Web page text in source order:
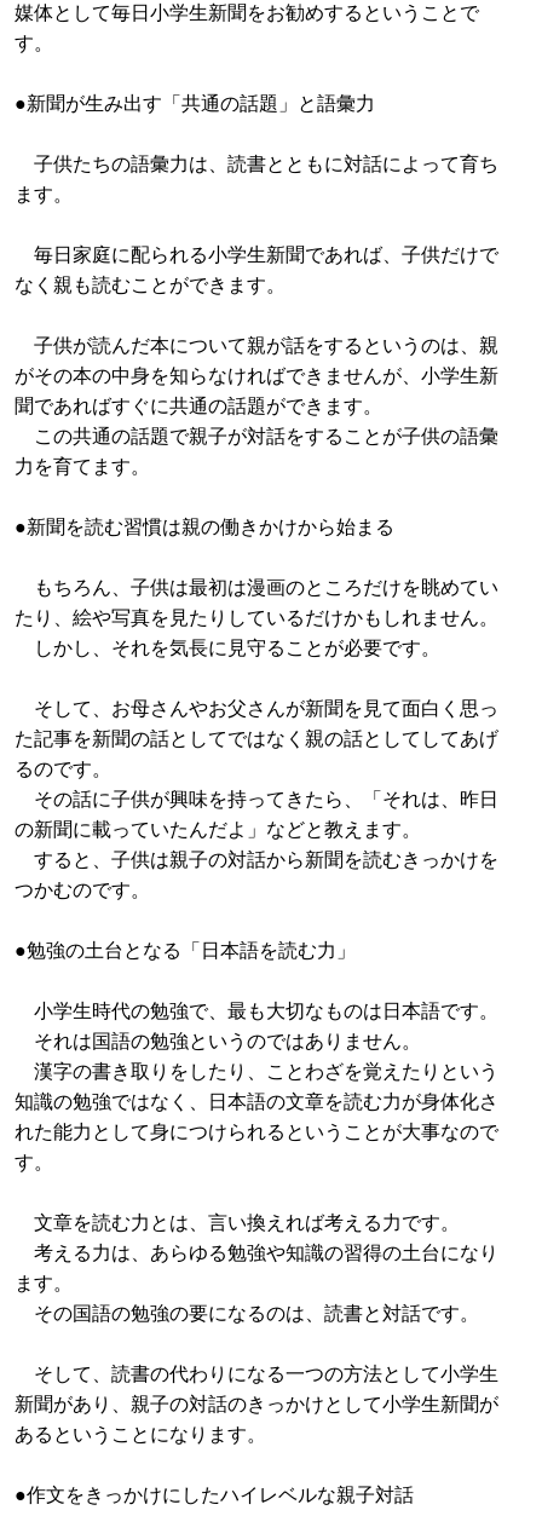
媒体として毎日小学生新聞をお勧めするということで
す。
●新聞が生み出す「共通の話題」と語彙力
子供たちの語彙力は、読書とともに対話によって育ち
ます。
毎日家庭に配られる小学生新聞であれば、子供だけで
なく親も読むことができます。
子供が読んだ本について親が話をするというのは、親
がその本の中身を知らなければできませんが、小学生新
聞であればすぐに共通の話題ができます。
この共通の話題で親子が対話をすることが子供の語彙
力を育てます。
●新聞を読む習慣は親の働きかけから始まる
もちろん、子供は最初は漫画のところだけを眺めてい
たり、絵や写真を見たりしているだけかもしれません。
しかし、それを気長に見守ることが必要です。
そして、お母さんやお父さんが新聞を見て面白く思っ
た記事を新聞の話としてではなく親の話としてしてあげ
るのです。
その話に子供が興味を持ってきたら、「それは、昨日
の新聞に載っていたんだよ」などと教えます。
すると、子供は親子の対話から新聞を読むきっかけを
つかむのです。
●勉強の土台となる「日本語を読む力」
小学生時代の勉強で、最も大切なものは日本語です。
それは国語の勉強というのではありません。
漢字の書き取りをしたり、ことわざを覚えたりという
知識の勉強ではなく、日本語の文章を読む力が身体化さ
れた能力として身につけられるということが大事なので
す。
文章を読む力とは、言い換えれば考える力です。
考える力は、あらゆる勉強や知識の習得の土台になり
ます。
その国語の勉強の要になるのは、読書と対話です。
そして、読書の代わりになる一つの方法として小学生
新聞があり、親子の対話のきっかけとして小学生新聞が
あるということになります。
●作文をきっかけにしたハイレベルな親子対話